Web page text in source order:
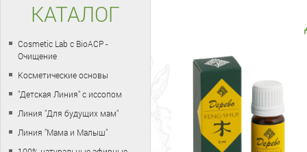
КАТАЛОГ
Cosmetic Lab с BioACP -
Очищение
Косметические основы
"Детская Линия" с иссопом
Линия "Для будущих мам"
Линия "Мама и Малыш"